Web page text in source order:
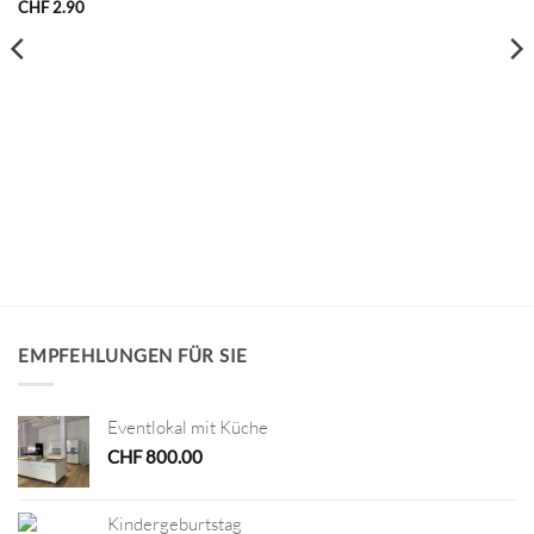
CHF2.90
EMPFEHLUNGEN FÜR SIE
Eventlokal mit Küche
CHF800.00
Kindergeburtstag